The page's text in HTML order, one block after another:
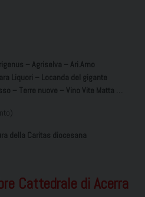
– Agriselva – Ari.Amo
Liquori – Locanda del gigante
– Terre nuove – Vino Vite Matta …
della Caritas diocesana
Cattedrale di Acerra